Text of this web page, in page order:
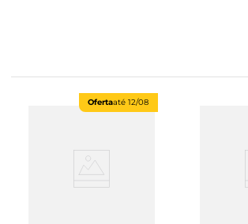
Ofertaaté 12/08